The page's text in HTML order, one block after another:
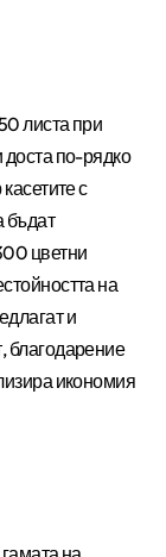
листа при
по-рядко
с
бъдат
цветни
на
и
благодарение
икономия